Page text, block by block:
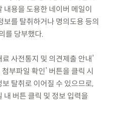
내용을 도용한 네이버 메일이
보를 탈취하거나 명의도용 등의
를 당부했다.
사전통지 및 의견제출 안내’
부파일 확인’ 버튼을 클릭 시
탈취로 이어질 수 있으므로,
내 버튼 클릭 및 정보 입력을